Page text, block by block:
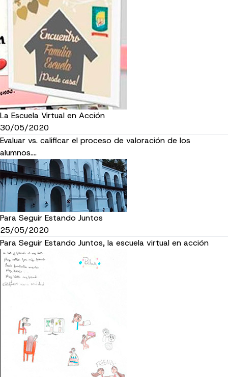
La Escuela Virtual en Acción
30/05/2020
Evaluar vs. calificar el proceso de valoración de los
alumnos....
Para Seguir Estando Juntos
25/05/2020
Para Seguir Estando Juntos, la escuela virtual en acción